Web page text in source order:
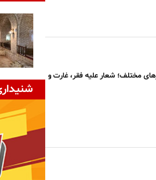
مختلف؛ شعار علیه فقر، غارت و